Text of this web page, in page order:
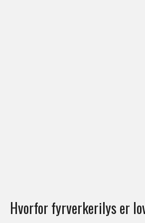
Hvorfor fyrverkerilys er